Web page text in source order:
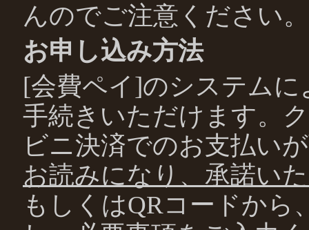
んのでご注意ください。
お申し込み方法
[会費ペイ]のシステム
手続きいただけます。
ビニ決済でのお支払い
お読みになり、承諾い
もしくはQRコードか